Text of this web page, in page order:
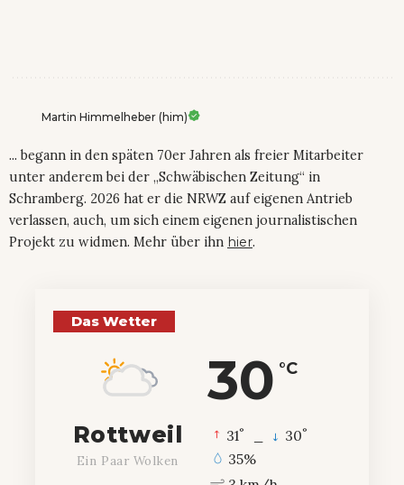
Martin Himmelheber (him)
... begann in den späten 70er Jahren als freier Mitarbeiter
unter anderem bei der „Schwäbischen Zeitung“ in
Schramberg. 2026 hat er die NRWZ auf eigenen Antrieb
verlassen, auch, um sich einem eigenen journalistischen
Projekt zu widmen. Mehr über ihn hier.
Das Wetter
30 °C
Rottweil
Ein Paar Wolken
31° 30°
35%